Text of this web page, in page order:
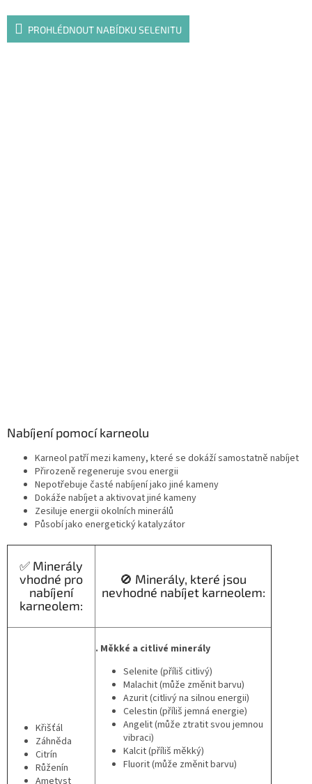
PROHLÉDNOUT NABÍDKU SELENITU
Nabíjení pomocí karneolu
Karneol patří mezi kameny, které se dokáží samostatně nabíjet
Přirozeně regeneruje svou energii
Nepotřebuje časté nabíjení jako jiné kameny
Dokáže nabíjet a aktivovat jiné kameny
Zesiluje energii okolních minerálů
Působí jako energetický katalyzátor
✅ Minerály
vhodné pro
nabíjení
karneolem:
🚫 Minerály, které jsou
nevhodné nabíjet karneolem:
Křišťál
Záhněda
Citrín
Růženín
Ametyst
. Měkké a citlivé minerály
Selenite (příliš citlivý)
Malachit (může změnit barvu)
Azurit (citlivý na silnou energii)
Celestin (příliš jemná energie)
Angelit (může ztratit svou jemnou
vibraci)
Kalcit (příliš měkký)
Fluorit (může změnit barvu)